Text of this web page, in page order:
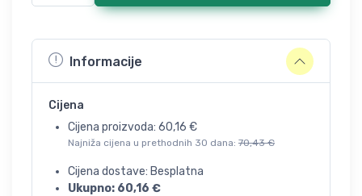
Informacije
Cijena
Cijena proizvoda: 60,16 €
Najniža cijena u prethodnih 30 dana: 70,43 €
Cijena dostave: Besplatna
Ukupno: 60,16 €